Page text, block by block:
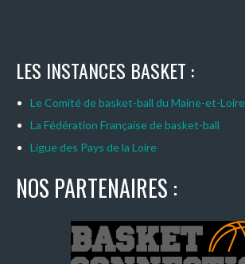
LES INSTANCES BASKET :
Le Comité de basket-ball du Maine-et-Loire
La Fédération Française de basket-ball
Ligue des Pays de la Loire
NOS PARTENAIRES :